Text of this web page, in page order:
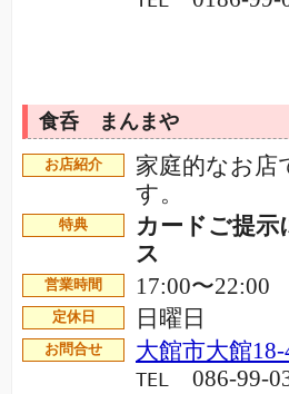
食呑 まんまや
お店紹介
家庭的なお店
す。
特典
カードご提
ス
営業時間 17:00〜22:00
定休日 日曜日
お問合せ 大館市大館18-
TEL 086-99-